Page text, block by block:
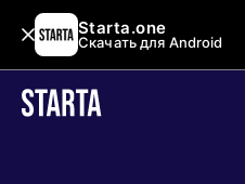
Starta.one
Скачать для Android